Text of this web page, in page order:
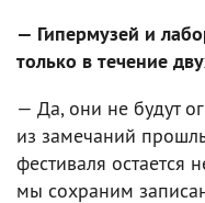
— Гипермузей и
только в течение
— Да, они не будут
из замечаний
фестиваля остается
мы сохраним